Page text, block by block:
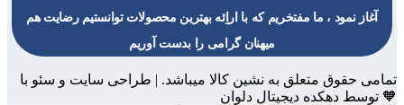
آغاز نمود ، ما مفتخریم که با اراِئه بهترین محصولات توانستیم رضایت هم
میهنان گرامی را بدست آوریم
تمامی حقوق متعلق به نشین کالا میباشد. | طراحی سایت و سئو با
🧡 توسط دهکده دیجیتال دلوان